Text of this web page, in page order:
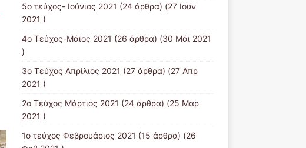
5ο τεύχος- Ιούνιος 2021 (24 άρθρα) (27 Ιουν
2021 )
4o Tεύχος-Μάιος 2021 (26 άρθρα) (30 Μάι 2021
)
3ο Τεύχος Απρίλιος 2021 (27 άρθρα) (27 Απρ
2021 )
2o Tεύχος Μάρτιος 2021 (24 άρθρα) (25 Μαρ
2021 )
1ο τεύχος Φεβρουάριος 2021 (15 άρθρα) (26